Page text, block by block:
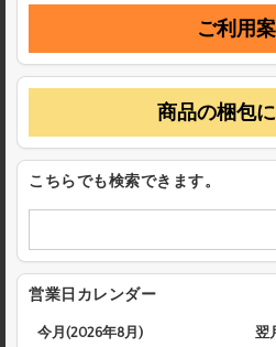
ご利用
商品の梱包
こちらでも検索できます。
営業日カレンダー
今月(2026年8月)
翌